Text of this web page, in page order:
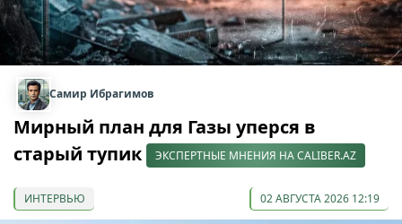
Самир Ибрагимов
Мирный план для Газы уперся в
старый тупик
ЭКСПЕРТНЫЕ МНЕНИЯ НА CALIBER.AZ
ИНТЕРВЬЮ 02 АВГУСТА 2026 12:19